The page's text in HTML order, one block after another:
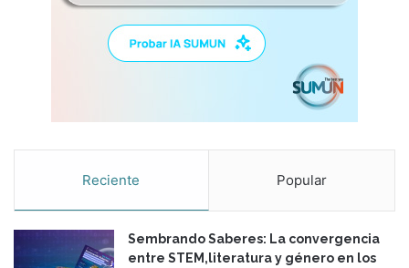
Reciente Popular
Sembrando Saberes: La convergencia
entre STEM,literatura y género en los